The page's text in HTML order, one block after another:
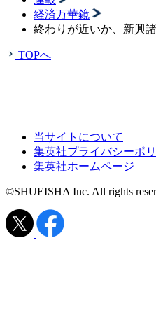
経済万華鏡
終わりが近いか、新興
TOPへ
当サイトについて
集英社プライバシーポ
集英社ホームページ
©SHUEISHA Inc. All rights